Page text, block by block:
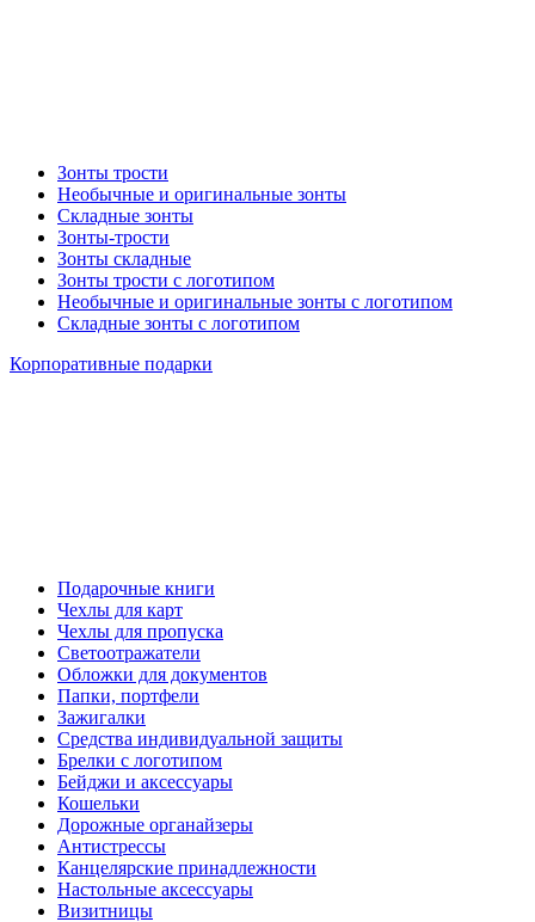
Зонты трости
Необычные и оригинальные зонты
Складные зонты
Зонты-трости
Зонты складные
Зонты трости с логотипом
Необычные и оригинальные зонты с логотипом
Складные зонты с логотипом
Корпоративные подарки
Подарочные книги
Чехлы для карт
Чехлы для пропуска
Светоотражатели
Обложки для документов
Папки, портфели
Зажигалки
Средства индивидуальной защиты
Брелки с логотипом
Бейджи и аксессуары
Кошельки
Дорожные органайзеры
Антистрессы
Канцелярские принадлежности
Настольные аксессуары
Визитницы